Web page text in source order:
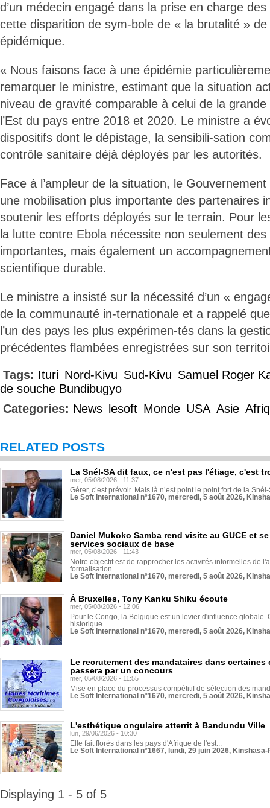
d’un médecin engagé dans la prise en charge
cette disparition de sym-bole de « la brutalité »
épidémique.
« Nous faisons face à une épidémie
remarquer le ministre, estimant que la situation
niveau de gravité comparable à celui de la
l’Est du pays entre 2018 et 2020. Le ministre a
dispositifs dont le dépistage, la sensibili-sation
contrôle sanitaire déjà déployés par les autorités.
Face à l’ampleur de la situation, le
une mobilisation plus importante des partenaires
soutenir les efforts déployés sur le terrain. Pour
la lutte contre Ebola nécessite non seulement
importantes, mais également un
scientifique durable.
Le ministre a insisté sur la nécessité d’un «
de la communauté in-ternationale et a rappelé
l’un des pays les plus expérimen-tés dans la
précédentes flambées enregistrées sur son
Tags: Ituri Nord-Kivu Sud-Kivu Samuel Roger
de souche Bundibugyo
Categories: News lesoft Monde USA Asie
RELATED POSTS
La Snél-SA dit faux, ce n'est pas l'étiage, c'est
mer, 05/08/2026 - 11:37
Gérer, c’est prévoir. Mais là n’est point le point fort de la
Le Soft International n°1670, mercredi, 5 août 2026,
Daniel Mukoko Samba rend visite au GUCE et
services sociaux de base
mer, 05/08/2026 - 11:43
Notre objectif est de rapprocher les activités informelles de
formalisation.
Le Soft International n°1670, mercredi, 5 août 2026,
À Bruxelles, Tony Kanku Shiku écoute
mer, 05/08/2026 - 12:06
Pour le Congo, la Belgique est un levier d'influence globale.
historique...
Le Soft International n°1670, mercredi, 5 août 2026,
Le recrutement des mandataires dans
passera par un concours
mer, 05/08/2026 - 11:55
Mise en place du processus compétitif de sélection des
Le Soft International n°1670, mercredi, 5 août 2026,
L'esthétique ongulaire atterrit à Bandundu Ville
lun, 29/06/2026 - 10:30
Elle fait florès dans les pays d'Afrique de l'est...
Le Soft International n°1667, lundi, 29 juin 2026,
Displaying 1 - 5 of 5